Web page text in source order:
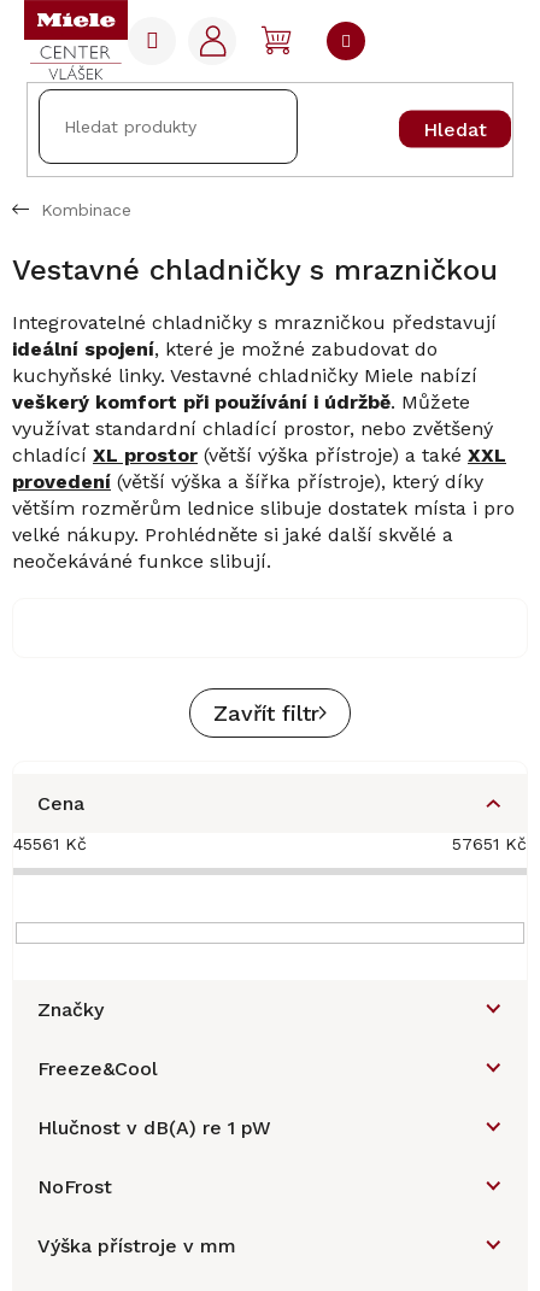
Přejít
obsah
Hledat
NÁKUPNÍ
KOŠÍK
Kombinace
Vestavné chladničky s mrazničkou
Integrovatelné chladničky s mrazničkou představují
ideální spojení, které je možné zabudovat do
kuchyňské linky. Vestavné chladničky Miele nabízí
veškerý komfort při používání i údržbě. Můžete
využívat standardní chladící prostor, nebo zvětšený
chladící XL prostor (větší výška přístroje) a také XXL
provedení (větší výška a šířka přístroje), který díky
větším rozměrům lednice slibuje dostatek místa i pro
velké nákupy. Prohlédněte si jaké další skvělé a
neočekáváné funkce slibují.
Zavřít filtr
Cena
45561 Kč 57651 Kč
Značky
Freeze&Cool
Hlučnost v dB(A) re 1 pW
NoFrost
Výška přístroje v mm